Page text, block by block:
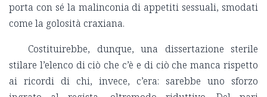
porta con sé la malinconia di appetiti sessuali, smodati
come la golosità craxiana.
Costituirebbe, dunque, una dissertazione sterile
stilare l’elenco di ciò che c’è e di ciò che manca rispetto
ai ricordi di chi, invece, c’era: sarebbe uno sforzo